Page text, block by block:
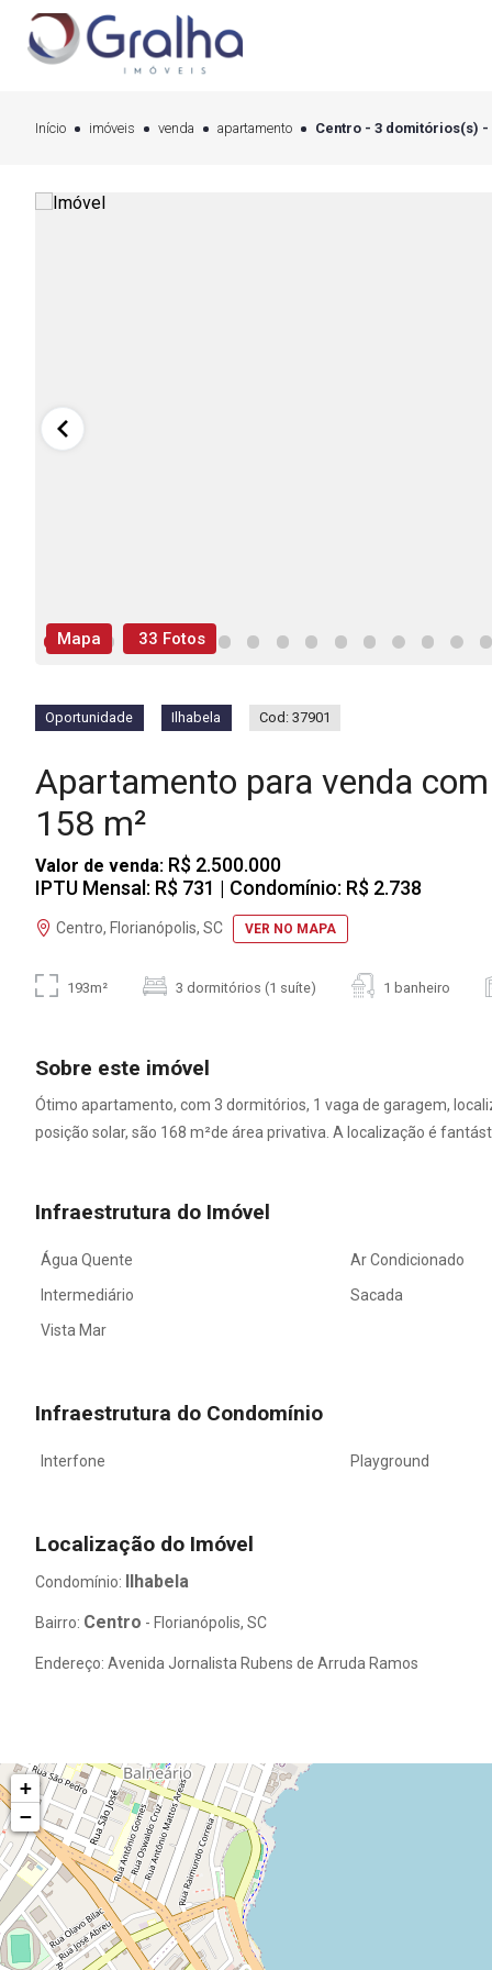
Início imóveis venda apartamento Centro - 3 domitórios(s) -
Mapa 33 Fotos
Oportunidade Ilhabela Cod: 37901
Apartamento para venda
158 m²
Valor de venda: R$ 2.500.000
IPTU Mensal: R$ 731 | Condomínio: R$ 2.738
Centro, Florianópolis, SC VER NO MAPA
193m² 3 dormitórios (1 suíte) 1 banheiro
Sobre este imóvel
Ótimo apartamento, com 3 dormitórios, 1 vaga de garagem,
posição solar, são 168 m²de área privativa. A localização é
Infraestrutura do Imóvel
Água Quente
Ar Condicionado
Intermediário
Sacada
Vista Mar
Infraestrutura do Condomínio
Interfone Playground
Localização do Imóvel
Condomínio: Ilhabela
Bairro: Centro - Florianópolis, SC
Endereço: Avenida Jornalista Rubens de Arruda Ramos
+
−